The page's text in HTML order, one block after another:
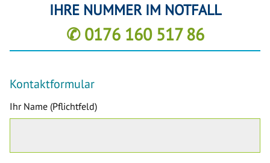
IHRE NUMMER IM NOTFALL
✆ 0176 160 517 86
Kontaktformular
Ihr Name (Pflichtfeld)